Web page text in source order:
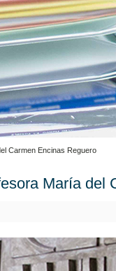
Carmen Encinas Reguero
María del